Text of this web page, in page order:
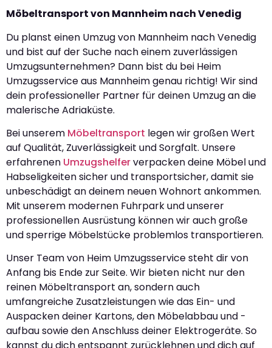
Möbeltransport von Mannheim nach Venedig
Du planst einen Umzug von Mannheim nach Venedig
und bist auf der Suche nach einem zuverlässigen
Umzugsunternehmen? Dann bist du bei Heim
Umzugsservice aus Mannheim genau richtig! Wir sind
dein professioneller Partner für deinen Umzug an die
malerische Adriaküste.
Bei unserem Möbeltransport legen wir großen Wert
auf Qualität, Zuverlässigkeit und Sorgfalt. Unsere
erfahrenen Umzugshelferverpacken deine Möbel und
Habseligkeiten sicher und transportsicher, damit sie
unbeschädigt an deinem neuen Wohnort ankommen.
Mit unserem modernen Fuhrpark und unserer
professionellen Ausrüstung können wir auch große
und sperrige Möbelstücke problemlos transportieren.
Unser Team von Heim Umzugsservice steht dir von
Anfang bis Ende zur Seite. Wir bieten nicht nur den
reinen Möbeltransport an, sondern auch
umfangreiche Zusatzleistungen wie das Ein- und
Auspacken deiner Kartons, den Möbelabbau und -
aufbau sowie den Anschluss deiner Elektrogeräte. So